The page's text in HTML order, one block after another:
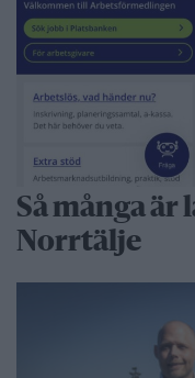
Så många är
Norrtälje